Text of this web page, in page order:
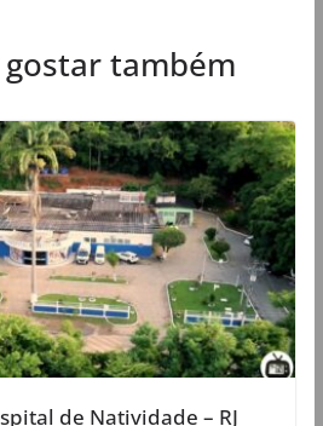
também
de Natividade – RJ